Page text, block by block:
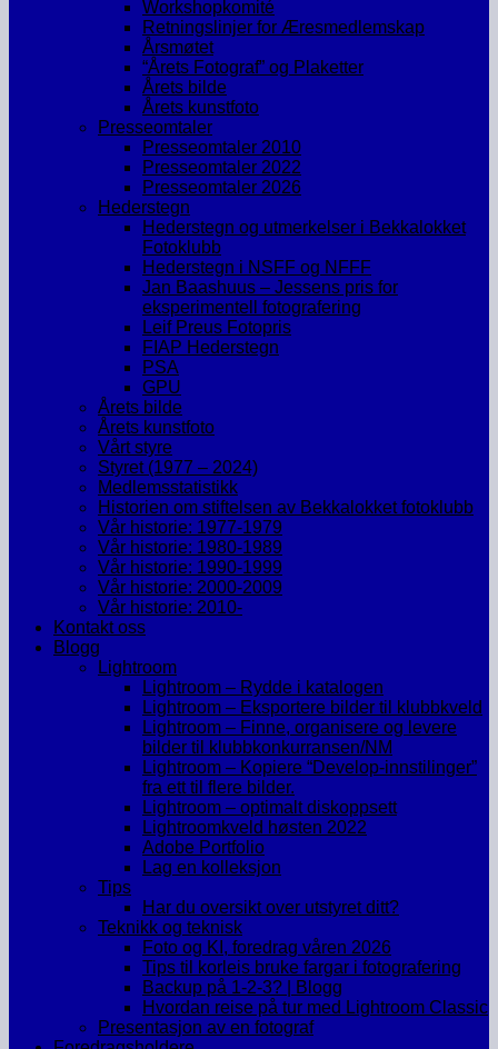
Workshopkomité
Retningslinjer for Æresmedlemskap
Årsmøtet
“Årets Fotograf” og Plaketter
Årets bilde
Årets kunstfoto
Presseomtaler
Presseomtaler 2010
Presseomtaler 2022
Presseomtaler 2026
Hederstegn
Hederstegn og utmerkelser i Bekkalokket
Fotoklubb
Hederstegn i NSFF og NFFF
Jan Baashuus – Jessens pris for
eksperimentell fotografering
Leif Preus Fotopris
FIAP Hederstegn
PSA
GPU
Årets bilde
Årets kunstfoto
Vårt styre
Styret (1977 – 2024)
Medlemsstatistikk
Historien om stiftelsen av Bekkalokket fotoklubb
Vår historie: 1977-1979
Vår historie: 1980-1989
Vår historie: 1990-1999
Vår historie: 2000-2009
Vår historie: 2010-
Kontakt oss
Blogg
Lightroom
Lightroom – Rydde i katalogen
Lightroom – Eksportere bilder til klubbkveld
Lightroom – Finne, organisere og levere
bilder til klubbkonkurransen/NM
Lightroom – Kopiere “Develop-innstilinger”
fra ett til flere bilder.
Lightroom – optimalt diskoppsett
Lightroomkveld høsten 2022
Adobe Portfolio
Lag en kolleksjon
Tips
Har du oversikt over utstyret ditt?
Teknikk og teknisk
Foto og KI, foredrag våren 2026
Tips til korleis bruke fargar i fotografering
Backup på 1-2-3? | Blogg
Hvordan reise på tur med Lightroom Classic
Presentasjon av en fotograf